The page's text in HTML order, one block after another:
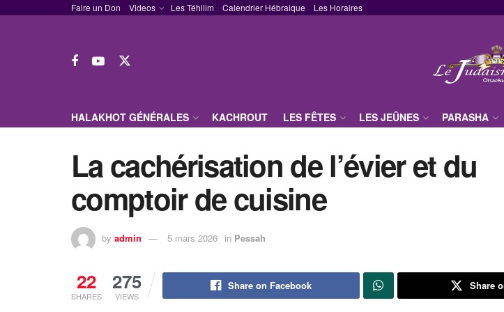
Faire un Don Videos Les Téhilim Calendrier Hébraique Les Horaires
HALAKHOT GÉNÉRALES KACHROUT LES FÊTES LES JEÛNES PARASHA
La cachérisation de l’évier et du
comptoir de cuisine
by admin 5 mars 2026 in Pessah
22
SHARES
275
VIEWS
Share on Facebook Share